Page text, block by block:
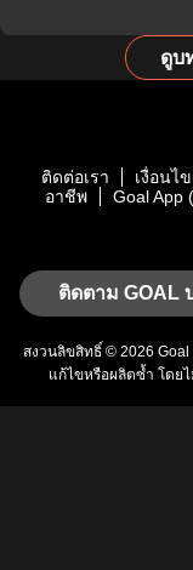
ดูบ
ติดต่อเรา เงื่อนไ
อาชีพ
Goal App
ติดตาม GOAL
สงวนลิขสิทธิ์ © 2026 Goal
แก้ไขหรือผลิตซ้ำ โดย